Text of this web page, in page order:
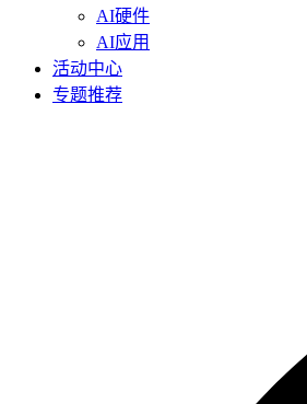
AI硬件
AI应用
活动中心
专题推荐